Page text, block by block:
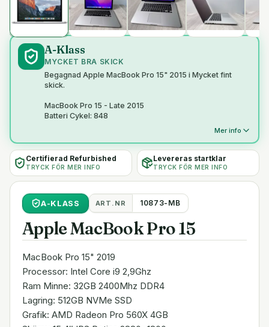
A-Klass
MYCKET BRA SKICK
Begagnad Apple MacBook Pro 15" 2015 i Mycket fint
skick.
MacBook Pro 15 - Late 2015
Batteri Cykel: 848
Mer info
Certifierad Refurbished
TRYCK FÖR MER INFO
Levereras startklar
TRYCK FÖR MER INFO
A-KLASS ART.NR 10873-MB
Apple MacBook Pro 15
MacBook Pro 15" 2019
Processor: Intel Core i9 2,9Ghz
Ram Minne: 32GB 2400Mhz DDR4
Lagring: 512GB NVMe SSD
Grafik: AMD Radeon Pro 560X 4GB